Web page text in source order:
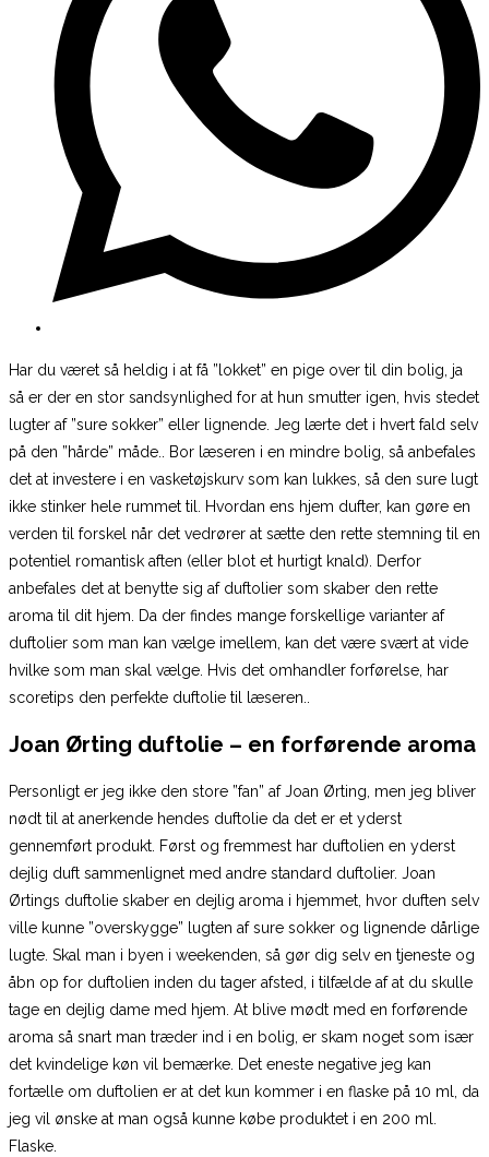
Har du været så heldig i at få ”lokket” en pige over til din bolig, ja
så er der en stor sandsynlighed for at hun smutter igen, hvis stedet
lugter af ”sure sokker” eller lignende. Jeg lærte det i hvert fald selv
på den ”hårde” måde.. Bor læseren i en mindre bolig, så anbefales
det at investere i en vasketøjskurv som kan lukkes, så den sure lugt
ikke stinker hele rummet til. Hvordan ens hjem dufter, kan gøre en
verden til forskel når det vedrører at sætte den rette stemning til en
potentiel romantisk aften (eller blot et hurtigt knald). Derfor
anbefales det at benytte sig af duftolier som skaber den rette
aroma til dit hjem. Da der findes mange forskellige varianter af
duftolier som man kan vælge imellem, kan det være svært at vide
hvilke som man skal vælge. Hvis det omhandler forførelse, har
scoretips den perfekte duftolie til læseren..
Joan Ørting duftolie – en forførende aroma
Personligt er jeg ikke den store ”fan” af Joan Ørting, men jeg bliver
nødt til at anerkende hendes duftolie da det er et yderst
gennemført produkt. Først og fremmest har duftolien en yderst
dejlig duft sammenlignet med andre standard duftolier. Joan
Ørtings duftolie skaber en dejlig aroma i hjemmet, hvor duften selv
ville kunne ”overskygge” lugten af sure sokker og lignende dårlige
lugte. Skal man i byen i weekenden, så gør dig selv en tjeneste og
åbn op for duftolien inden du tager afsted, i tilfælde af at du skulle
tage en dejlig dame med hjem. At blive mødt med en forførende
aroma så snart man træder ind i en bolig, er skam noget som især
det kvindelige køn vil bemærke. Det eneste negative jeg kan
fortælle om duftolien er at det kun kommer i en flaske på 10 ml, da
jeg vil ønske at man også kunne købe produktet i en 200 ml.
Flaske.